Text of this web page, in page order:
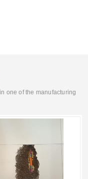
one of the manufacturing